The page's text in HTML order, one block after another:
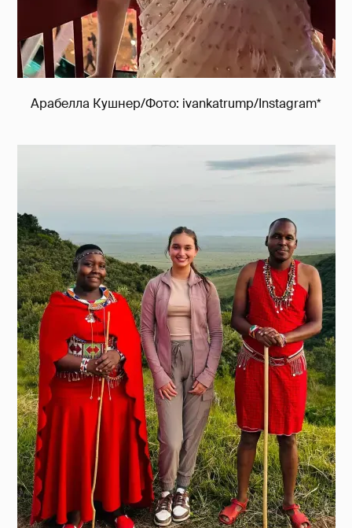
Арабелла Кушнер/Фото: ivankatrump/Instagram*